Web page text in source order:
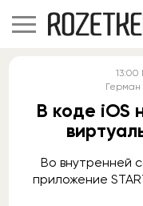
13:00
В коде iOS
Во внутренней
приложение